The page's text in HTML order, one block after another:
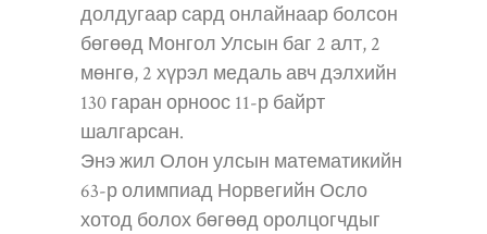
долдугаар сард онлайнаар болсон
бөгөөд Монгол Улсын баг 2 алт, 2
мөнгө, 2 хүрэл медаль авч дэлхийн
130 гаран орноос 11-р байрт
шалгарсан.
Энэ жил Олон улсын математикийн
63-р олимпиад Норвегийн Осло
хотод болох бөгөөд оролцогчдыг